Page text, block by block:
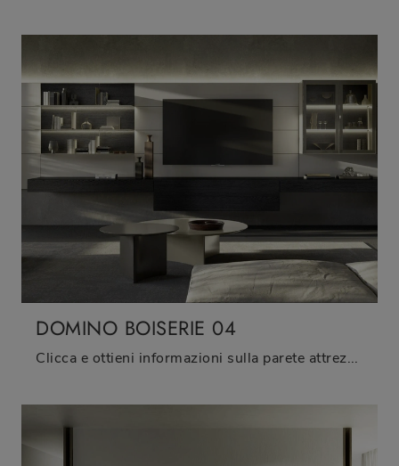
DOMINO BOISERIE 04
Clicca e ottieni informazioni sulla parete attrezzata Domino Boiserie 04 del marchio Sangiacomo: è la soluzione dalle linee moderne perfetta per te.